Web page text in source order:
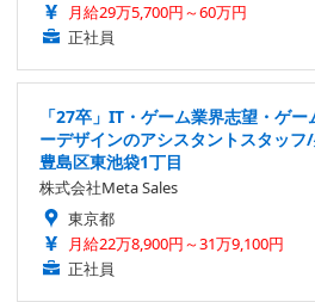
月給29万5,700円～60万円
正社員
「27卒」IT・ゲーム業界志望・ゲ
ーデザインのアシスタントスタッ
豊島区東池袋1丁目
株式会社Meta Sales
東京都
月給22万8,900円～31万9,100円
正社員